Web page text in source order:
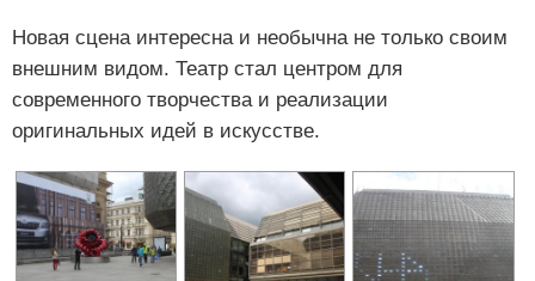
Новая сцена интересна и необычна не только своим
внешним видом. Театр стал центром для
современного творчества и реализации
оригинальных идей в искусстве.